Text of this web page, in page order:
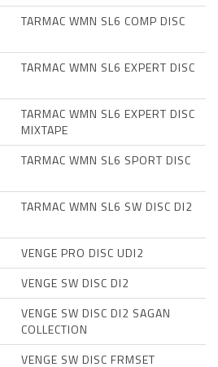
TARMAC WMN SL6 COMP DISC
TARMAC WMN SL6 EXPERT DISC
TARMAC WMN SL6 EXPERT DISC
MIXTAPE
TARMAC WMN SL6 SPORT DISC
TARMAC WMN SL6 SW DISC DI2
VENGE PRO DISC UDI2
VENGE SW DISC DI2
VENGE SW DISC DI2 SAGAN
COLLECTION
VENGE SW DISC FRMSET